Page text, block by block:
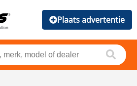
Plaats advertentie